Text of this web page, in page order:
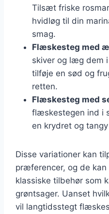
Tilsæt friske
hvidløg til din
smag.
Flæskesteg med
skiver og læg dem
tilføje en sød og
retten.
Flæskesteg med
flæskestegen ind i
en krydret og
Disse variationer kan
præferencer, og de kan
klassiske tilbehør som
grøntsager. Uanset
vil langtidsstegt